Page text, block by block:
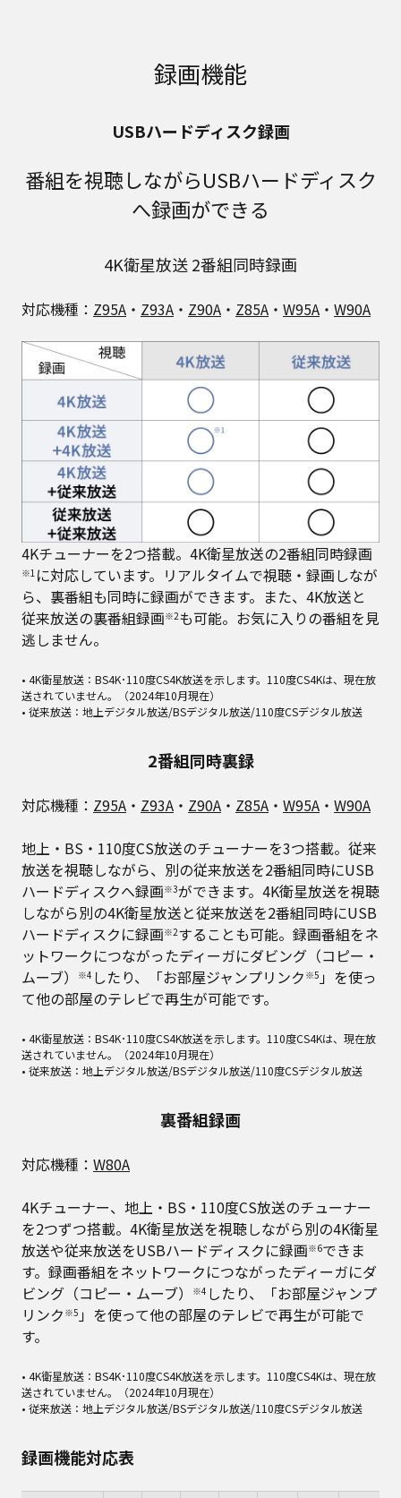
録画機能
USBハードディスク録画
番組を視聴しながらUSBハードディスク
へ録画ができる
4K衛星放送 2番組同時録画
対応機種： Z95A ・ Z93A ・ Z90A ・ Z85A ・ W95A ・ W90A
4Kチューナーを2つ搭載。4K衛星放送の2番組同時録画
※1 に対応しています。リアルタイムで視聴・録画しなが
ら、裏番組も同時に録画ができます。また、4K放送と
従来放送の裏番組録画※2も可能。お気に入りの番組を見
逃しません。
• 4K衛星放送：BS4K･110度CS4K放送を示します。110度CS4Kは、現在放
送されていません。（2024年10月現在）
• 従来放送：地上デジタル放送/BSデジタル放送/110度CSデジタル放送
2番組同時裏録
対応機種： Z95A ・ Z93A ・ Z90A ・ Z85A ・ W95A ・ W90A
地上・BS・110度CS放送のチューナーを3つ搭載。従来
放送を視聴しながら、別の従来放送を2番組同時にUSB
ハードディスクへ録画※3ができます。4K衛星放送を視聴
しながら別の4K衛星放送と従来放送を2番組同時にUSB
ハードディスクに録画※2することも可能。録画番組をネ
ットワークにつながったディーガにダビング（コピー・
ムーブ）
※4 したり、「お部屋ジャンプリンク ※5」を使っ
て他の部屋のテレビで再生が可能です。
• 4K衛星放送：BS4K･110度CS4K放送を示します。110度CS4Kは、現在放
送されていません。（2024年10月現在）
• 従来放送：地上デジタル放送/BSデジタル放送/110度CSデジタル放送
裏番組録画
対応機種： W80A
4Kチューナー、地上・BS・110度CS放送のチューナー
を2つずつ搭載。4K衛星放送を視聴しながら別の4K衛星
放送や従来放送をUSBハードディスクに録画※6できま
す。録画番組をネットワークにつながったディーガにダ
ビング（コピー・ムーブ）
※4 したり、「お部屋ジャンプ
リンク ※5」を使って他の部屋のテレビで再生が可能で
す。
• 4K衛星放送：BS4K･110度CS4K放送を示します。110度CS4Kは、現在放
送されていません。（2024年10月現在）
• 従来放送：地上デジタル放送/BSデジタル放送/110度CSデジタル放送
録画機能対応表